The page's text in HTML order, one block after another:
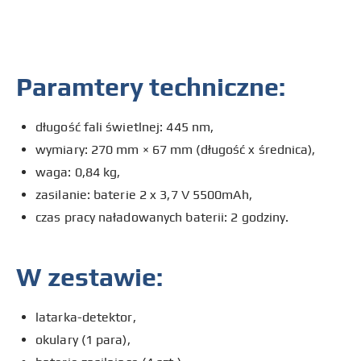
Paramtery techniczne:
długość fali świetlnej: 445 nm,
wymiary: 270 mm × 67 mm (długość x średnica),
waga: 0,84 kg,
zasilanie: baterie 2 x 3,7 V 5500mAh,
czas pracy naładowanych baterii: 2 godziny.
W zestawie:
latarka-detektor,
okulary (1 para),